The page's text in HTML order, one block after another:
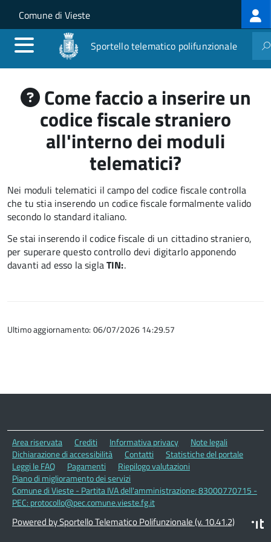
Salta al contenuto principale
Skip to site navigation
Comune di Vieste
Sportello telematico polifunzionale
Come faccio a inserire un
codice fiscale straniero
all'interno dei moduli
telematici?
Nei moduli telematici il campo del codice fiscale controlla
che tu stia inserendo un codice fiscale formalmente valido
secondo lo standard italiano.
Se stai inserendo il codice fiscale di un cittadino straniero,
per superare questo controllo devi digitarlo apponendo
davanti ad esso la siglaTIN:.
Ultimo aggiornamento: 06/07/2026 14:29.57
Area riservata Crediti Informativa privacy
Note legali
Dichiarazione di accessibilità
Contatti
Statistiche del portale
Leggi le FAQ
Pagamenti
Riepilogo valutazioni
Piano di miglioramento dei servizi
Comune di Vieste - Partita IVA dell'amministrazione: 83000770715 -
PEC: protocollo@pec.comune.vieste.fg.it
Powered by Sportello Telematico Polifunzionale (v. 10.41.2)